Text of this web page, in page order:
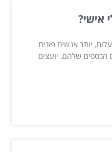
אישי?
יותר אנשים פונים
הכספים שלהם. יועצים